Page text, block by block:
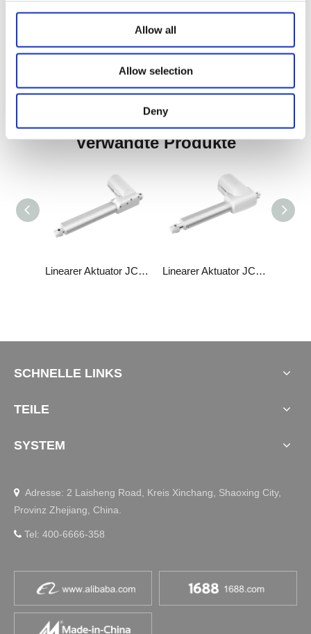
Allow all
Allow selection
Deny
Überstromschutzwert auf 2a festgelegt wird.
Gewicht: ca. 0,7 kg (unterschiedliche Hublänge und
Installationsabmessungen mit unterschiedlichem Gewicht)
Statischer Biegemoment: Die laterale Last ist nicht erlaubt.
Verwandte Produkte
Linearer Aktuator JC35L29 Linearer Aktuator JC35L18
SCHNELLE LINKS
TEILE
SYSTEM
 Adresse: 2 Laisheng Road, Kreis Xinchang, Shaoxing City,
Provinz Zhejiang, China.
 Tel: 400-6666-358